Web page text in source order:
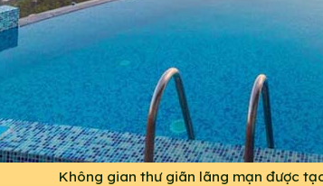
Không gian thư giãn lãng mạn được